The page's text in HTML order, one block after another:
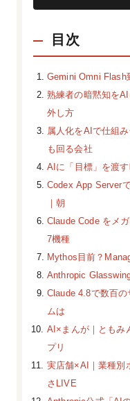
目次
Gemini Omni Flash
熟練者の暗黙知を
外し方
属人化をAIで仕組
も回る会社
AIに「目標」を渡
Codex App Server
｜朝
Claude Code をメ
7機種
Mythos目前？
Anthropic
Claude 4.8で数百
ムは
AI×まんが｜ともみ
プリ
実店舗×AI｜業種別
さLIVE